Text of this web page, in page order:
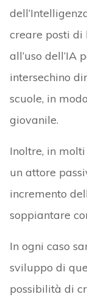
creare posti di
all’uso dell’IA
intersechino
scuole, in
giovanile.
Inoltre, in
un attore
incremento
soppiantare
In ogni caso
sviluppo di
possibilità di